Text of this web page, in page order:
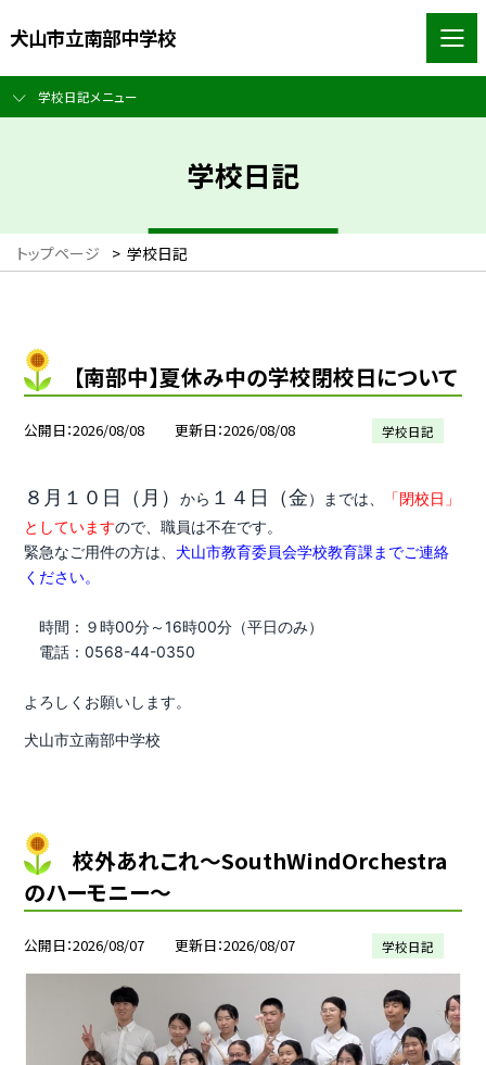
犬山市立南部中学校
学校日記メニュー
学校日記
トップページ > 学校日記
【南部中】夏休み中の学校閉校日について
公開日 2026/08/08 更新日 2026/08/08 学校日記
８月１０日（月）から １４日（金）までは、
「閉校日」
としていますので、職員は不在です。
緊急なご用件の方は、犬山市教育委員会学校教育課までご連絡
ください。
時間：９時00分～16時00分（平日のみ）
電話：0568-44-0350
よろしくお願いします。
犬山市立南部中学校
校外あれこれ〜SouthWindOrchestra
のハーモニー〜
公開日 2026/08/07 更新日 2026/08/07 学校日記